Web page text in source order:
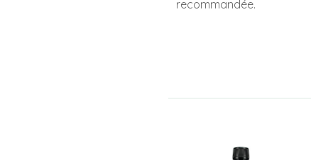
recommandée.